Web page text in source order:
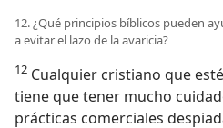
12. ¿Qué principios bíblicos pueden
a evitar el lazo de la avaricia?
12 Cualquier cristiano que
tiene que tener mucho
prácticas comerciales